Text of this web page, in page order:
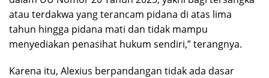
atau terdakwa yang terancam pidana di atas lima
tahun hingga pidana mati dan tidak mampu
menyediakan penasihat hukum sendiri,” terangnya.
Karena itu, Alexius berpandangan tidak ada dasar